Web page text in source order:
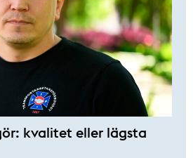
kvalitet eller lägsta